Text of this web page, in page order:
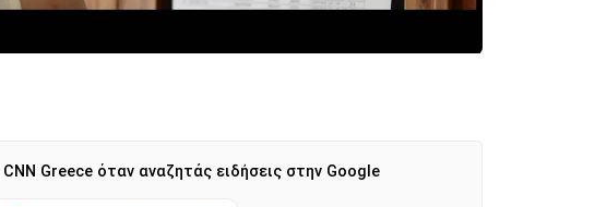
Greece όταν αναζητάς ειδήσεις στην Google